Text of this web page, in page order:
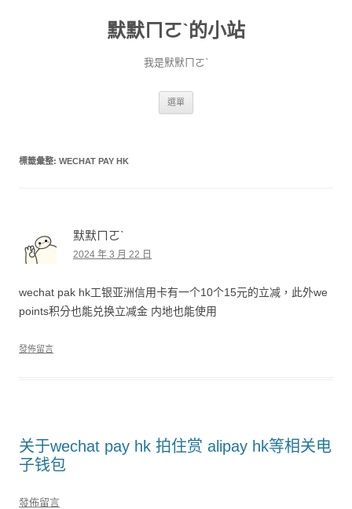
默默ㄇㄛˋ的小站
我是默默ㄇㄛˋ
選單
標籤彙整: WECHAT PAY HK
默默ㄇㄛˋ
2024 年 3 月 22 日
wechat pak hk工银亚洲信用卡有一个10个15元的立减，此外we
points积分也能兑换立减金 内地也能使用
發佈留言
关于wechat pay hk 拍住赏 alipay hk等相关电
子钱包
發佈留言